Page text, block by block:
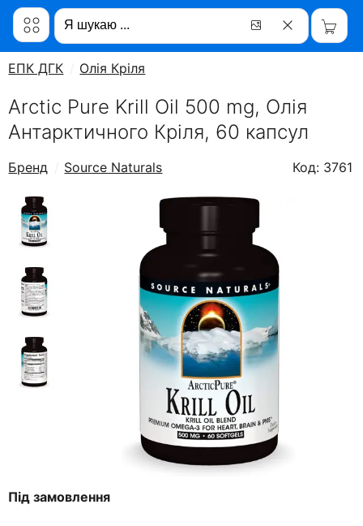
ЕПК ДГК Олія Кріля
Arctic Pure Krill Oil 500 mg, Олія
Антарктичного Кріля, 60 капсул
Бренд Source Naturals Код: 3761
Під замовлення